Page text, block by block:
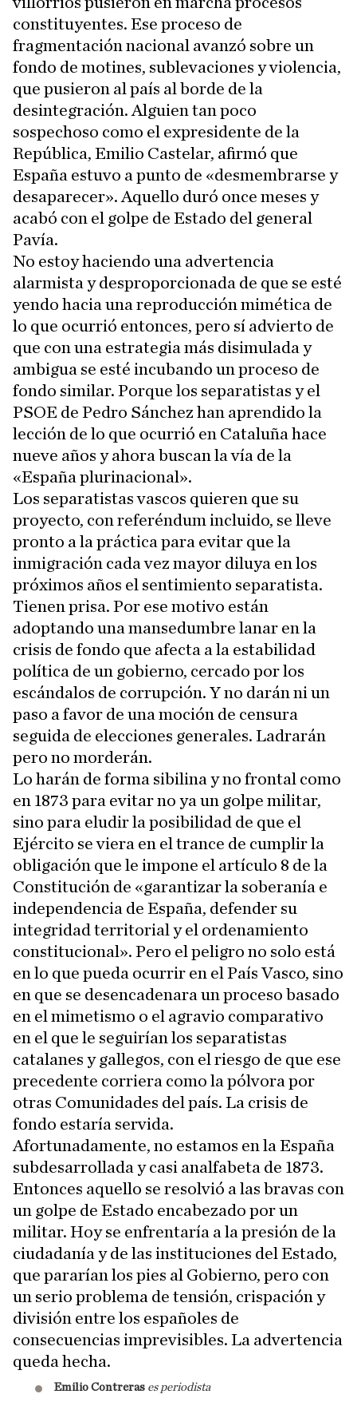
constituyentes. Ese proceso de
fragmentación nacional avanzó sobre un
fondo de motines, sublevaciones y violencia,
que pusieron al país al borde de la
desintegración. Alguien tan poco
sospechoso como el expresidente de la
República, Emilio Castelar, afirmó que
España estuvo a punto de «desmembrarse y
desaparecer». Aquello duró once meses y
acabó con el golpe de Estado del general
Pavía.
No estoy haciendo una advertencia
alarmista y desproporcionada de que se esté
yendo hacia una reproducción mimética de
lo que ocurrió entonces, pero sí advierto de
que con una estrategia más disimulada y
ambigua se esté incubando un proceso de
fondo similar. Porque los separatistas y el
PSOE de Pedro Sánchez han aprendido la
lección de lo que ocurrió en Cataluña hace
nueve años y ahora buscan la vía de la
«España plurinacional».
Los separatistas vascos quieren que su
proyecto, con referéndum incluido, se lleve
pronto a la práctica para evitar que la
inmigración cada vez mayor diluya en los
próximos años el sentimiento separatista.
Tienen prisa. Por ese motivo están
adoptando una mansedumbre lanar en la
crisis de fondo que afecta a la estabilidad
política de un gobierno, cercado por los
escándalos de corrupción. Y no darán ni un
paso a favor de una moción de censura
seguida de elecciones generales. Ladrarán
pero no morderán.
Lo harán de forma sibilina y no frontal como
en 1873 para evitar no ya un golpe militar,
sino para eludir la posibilidad de que el
Ejército se viera en el trance de cumplir la
obligación que le impone el artículo 8 de la
Constitución de «garantizar la soberanía e
independencia de España, defender su
integridad territorial y el ordenamiento
constitucional». Pero el peligro no solo está
en lo que pueda ocurrir en el País Vasco, sino
en que se desencadenara un proceso basado
en el mimetismo o el agravio comparativo
en el que le seguirían los separatistas
catalanes y gallegos, con el riesgo de que ese
precedente corriera como la pólvora por
otras Comunidades del país. La crisis de
fondo estaría servida.
Afortunadamente, no estamos en la España
subdesarrollada y casi analfabeta de 1873.
Entonces aquello se resolvió a las bravas con
un golpe de Estado encabezado por un
militar. Hoy se enfrentaría a la presión de la
ciudadanía y de las instituciones del Estado,
que pararían los pies al Gobierno, pero con
un serio problema de tensión, crispación y
división entre los españoles de
consecuencias imprevisibles. La advertencia
queda hecha.
Emilio Contreras es periodista